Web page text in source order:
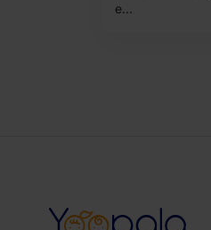
e...